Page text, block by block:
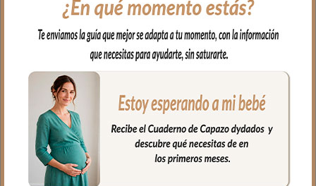
universal para colchón estampada es el
complemento que necesitas.
En tejido bambula de algodón, se ajusta
al colchón mediante goma en todo el
contorno.
Puedes lavar a mano o en lavadora,
siempre agua fría, jabones no abrasivos y
secado al natural.
Medidas máximo 80x38cm